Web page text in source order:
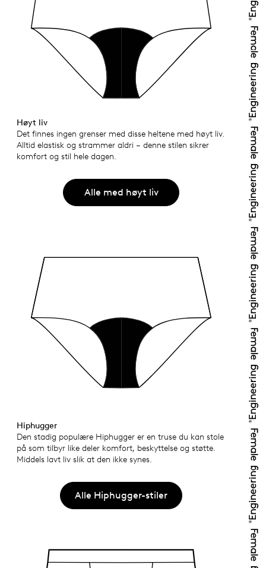
Høyt liv
Det finnes ingen grenser med disse heltene med høyt liv.
Alltid elastisk og strammer aldri – denne stilen sikrer
komfort og stil hele dagen.
Alle med høyt liv
Hiphugger
Den stadig populære Hiphugger er en truse du kan stole
på som tilbyr like deler komfort, beskyttelse og støtte.
Middels lavt liv slik at den ikke synes.
Alle Hiphugger-stiler